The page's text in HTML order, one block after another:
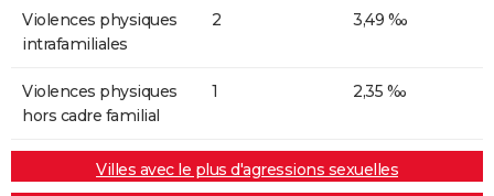
Violences physiques
intrafamiliales
2 3,49 ‰
Violences physiques
hors cadre familial
1 2,35 ‰
Villes avec le plus d'agressions sexuelles